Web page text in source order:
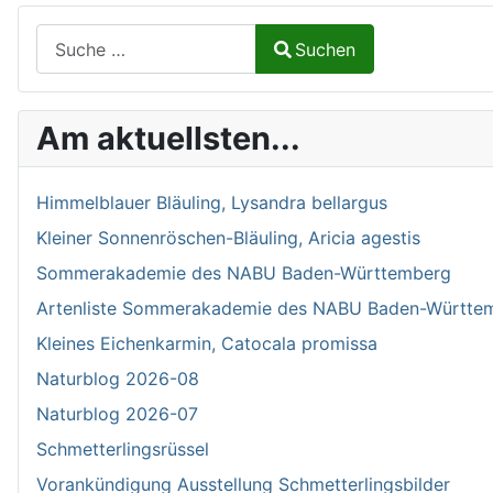
Type 2 or more characters for results.
Suchen
Am aktuellsten...
Himmelblauer Bläuling, Lysandra bellargus
Kleiner Sonnenröschen-Bläuling, Aricia agestis
Sommerakademie des NABU Baden-Württemberg
Artenliste Sommerakademie des NABU Baden-
Kleines Eichenkarmin, Catocala promissa
Naturblog 2026-08
Naturblog 2026-07
Schmetterlingsrüssel
Vorankündigung Ausstellung Schmetterlingsbilder